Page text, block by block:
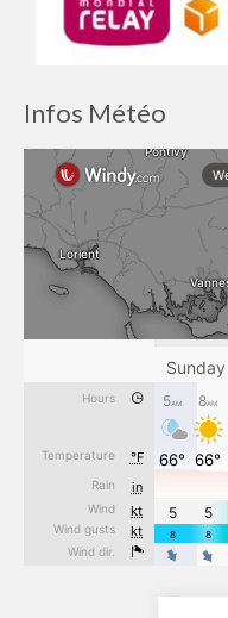
Infos Météo